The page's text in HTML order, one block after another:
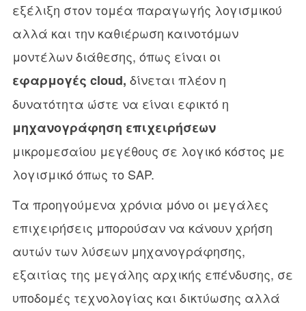
εξέλιξη στον τομέα παραγωγής λογισμικού
αλλά και την καθιέρωση καινοτόμων
μοντέλων διάθεσης, όπως είναι οι
εφαρμογές cloud, δίνεται πλέον η
δυνατότητα ώστε να είναι εφικτό η
μηχανογράφηση επιχειρήσεων
μικρομεσαίου μεγέθους σε λογικό κόστος με
λογισμικό όπως το SAP.
Τα προηγούμενα χρόνια μόνο οι μεγάλες
επιχειρήσεις μπορούσαν να κάνουν χρήση
αυτών των λύσεων μηχανογράφησης,
εξαιτίας της μεγάλης αρχικής επένδυσης, σε
υποδομές τεχνολογίας και δικτύωσης αλλά